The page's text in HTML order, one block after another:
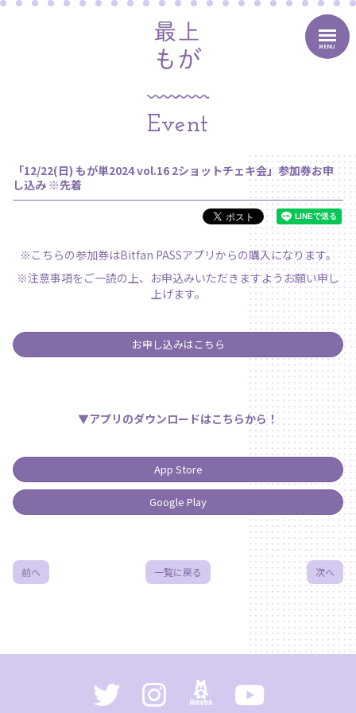
MENU
Event
「12/22(日) もが単2024 vol.16 2ショットチェキ会」参加券お申
し込み ※先着
※こちらの参加券はBitfan PASSアプリからの購入になります。
※注意事項をご一読の上、お申込みいただきますようお願い申し
上げます。
お申し込みはこちら
▼アプリのダウンロードはこちらから！
App Store
Google Play
前へ 一覧に戻る 次へ